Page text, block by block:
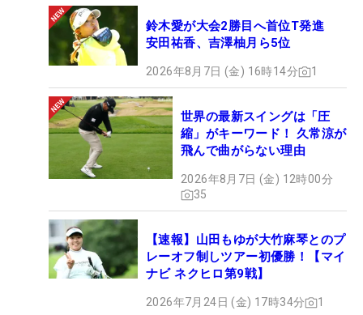
鈴木愛が大会2勝目へ首位T発進
安田祐香、吉澤柚月ら5位
2026年8月7日 (金) 16時14分 1
世界の最新スイングは「圧
縮」がキーワード！ 久常涼が
飛んで曲がらない理由
2026年8月7日 (金) 12時00分
35
【速報】山田もゆが大竹麻琴とのプ
レーオフ制しツアー初優勝！【マイ
ナビ ネクヒロ第9戦】
2026年7月24日 (金) 17時34分 1